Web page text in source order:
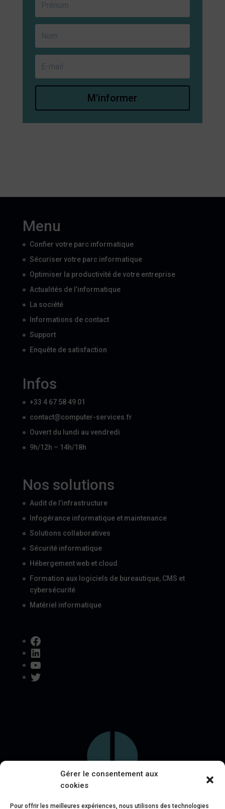
Gérer le consentement aux
cookies
Pour offrir les meilleures expériences, nous utilisons des technologies
M'informer
Menu
Confier votre parc informatique
Sécuriser votre parc informatique
Optimiser la productivité de votre entreprise
Actualités de l’informatique
La société
Informations de contact
Support
Enquête de satisfaction
Infos
+33 4 67 58 49 01
contact@computer-services.fr
Ouvert du lundi au vendredi
9h/12h – 14h/18h
Nos solutions
Audit de l’infrastructure
Infogérance informatique et maintenance
Solutions collaboratives
Sécurité informatique
Hébergement web et cloud
Formation aux logiciels de bureautique, CMS et
cybersécurité
Matériel informatique
Facebook
LinkedIn
YouTube
Twitter